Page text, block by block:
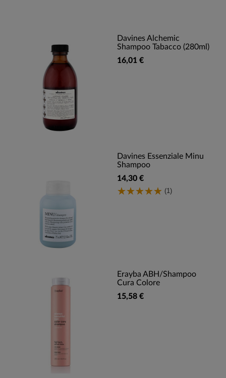
Davines Alchemic
Shampoo Tabacco (280ml)
16,01 €
Davines Essenziale Minu
Shampoo
14,30 €
(1)
Erayba ABH/Shampoo
Cura Colore
15,58 €